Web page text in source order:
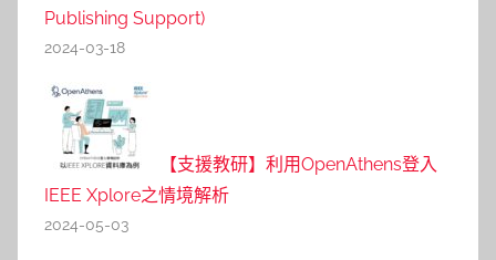
Publishing Support)
2024-03-18
【支援教研】利用OpenAthens登入
IEEE Xplore之情境解析
2024-05-03